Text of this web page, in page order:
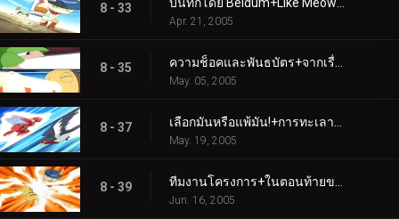
8 - 33
Apr. 21, 2005
8 - 35
May. 05, 2005
8 - 37
May. 19, 2005
8 - 39
Jun. 16, 2005